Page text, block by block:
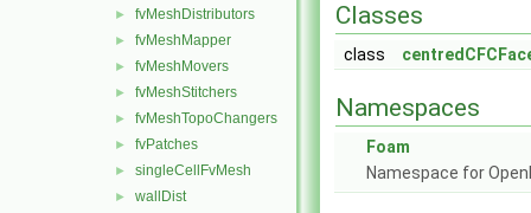
► fvMeshDistributors
► fvMeshMapper
► fvMeshMovers
► fvMeshStitchers
► fvMeshTopoChangers
► fvPatches
► singleCellFvMesh
► wallDist
Classes
class
Namespaces
Foam
Namespace for